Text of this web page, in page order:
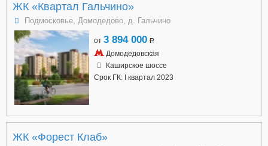
ЖК «Квартал Гальчино»
Подмосковье, Домодедово, д. Гальчино
от 3 894 000 a
Домодедовская
Каширское шоссе
Срок ГК: I квартал 2023
ЖК «Форест Клаб»